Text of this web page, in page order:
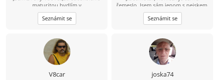
maturitou,bydlím v
Krkonoších,zdědil jsem čistokrevnou
Mainskou kočku,kvůli které se
nemohu na delší čas vzdálit.Mám
sympatické,prsaté paní do
sedmdesáti let.Nehledám služku ani
uklízečku,ale někoho kdo by mne
přitahoval a mohl jsem se na něho
těšit.Zdraví Václav z hor.
Seznámit se
řemeslo. Jsem sám jenom s pejskem,
máme zahradu kde spolu
pracujeme. Rádi bychom hodnou
ženu.
Seznámit se
V8car joska74